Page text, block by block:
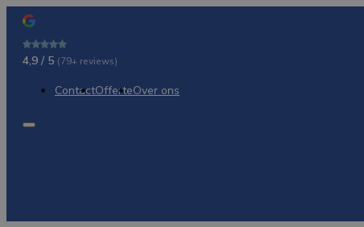
4,9 / 5 (79+ reviews)
ContactOfferteOver ons